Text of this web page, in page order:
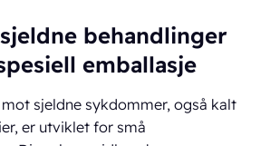
behandlinger
emballasje
sjeldne sykdommer, også kalt
er utviklet for små